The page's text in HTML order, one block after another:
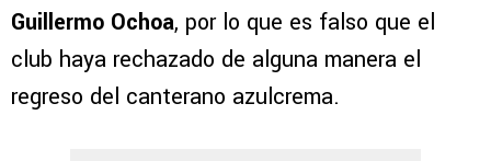
Guillermo Ochoa, por lo que es falso que el
club haya rechazado de alguna manera el
regreso del canterano azulcrema.